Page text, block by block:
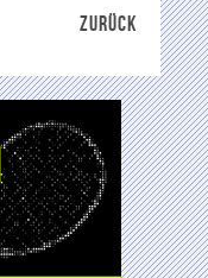
ZURÜCK